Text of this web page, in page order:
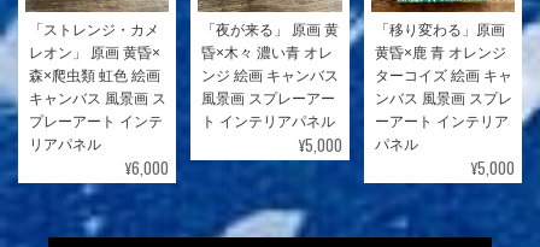
「ストレンジ・カメ
レオン」 原画 黄昏×
森×爬虫類 虹色 絵画
キャンバス 風景画 ス
プレーアート インテ
リアパネル
¥6,000
「夜が来る」 原画 黄
昏×木々 濃い青 オレ
ンジ 絵画 キャンバス
風景画 スプレーアー
ト インテリアパネル
¥5,000
「移り変わる」原画
黄昏×鹿 青 オレンジ
ターコイズ 絵画 キャ
ンバス 風景画 スプレ
ーアート インテリア
パネル
¥5,000